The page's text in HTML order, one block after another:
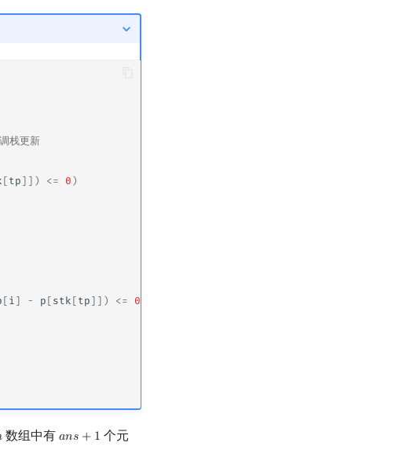
栈更新
[ tp ]]) <= 0 )
[ i ] - p [ stk [ tp ]]) <= 0
数组中有 𝑎𝑛𝑠 + 1
ans+1
个元